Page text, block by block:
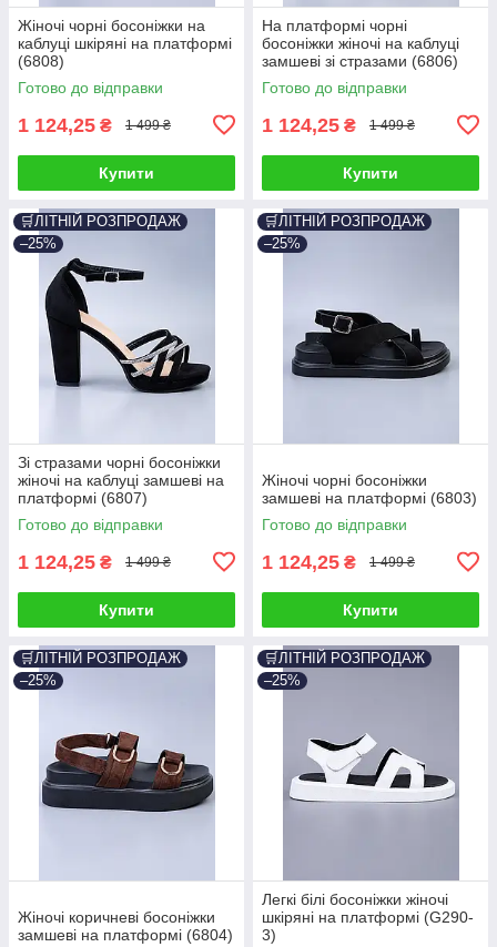
Жіночі чорні босоніжки на
каблуці шкіряні на платформі
(6808)
Готово до відправки
1 124,25 ₴ 1 499 ₴
Купити
На платформі чорні
босоніжки жіночі на каблуці
замшеві зі стразами (6806)
Готово до відправки
1 124,25 ₴ 1 499 ₴
Купити
🛒ЛІТНІЙ РОЗПРОДАЖ
–25%
Зі стразами чорні босоніжки
жіночі на каблуці замшеві на
платформі (6807)
Готово до відправки
1 124,25 ₴ 1 499 ₴
Купити
🛒ЛІТНІЙ РОЗПРОДАЖ
–25%
Жіночі чорні босоніжки
замшеві на платформі (6803)
Готово до відправки
1 124,25 ₴ 1 499 ₴
Купити
🛒ЛІТНІЙ РОЗПРОДАЖ
–25%
Жіночі коричневі босоніжки
замшеві на платформі (6804)
🛒ЛІТНІЙ РОЗПРОДАЖ
–25%
Легкі білі босоніжки жіночі
шкіряні на платформі (G290-
3)